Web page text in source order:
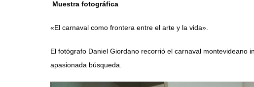
Muestra fotográfica
«El carnaval como frontera entre el arte y la vida».
El fotógrafo Daniel Giordano recorrió el carnaval montevideano
apasionada búsqueda.